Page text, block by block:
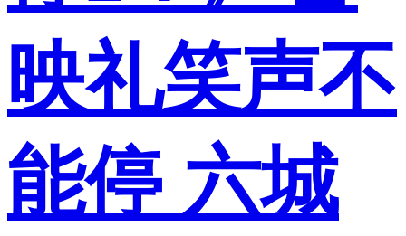
映礼笑声不
能停 六城